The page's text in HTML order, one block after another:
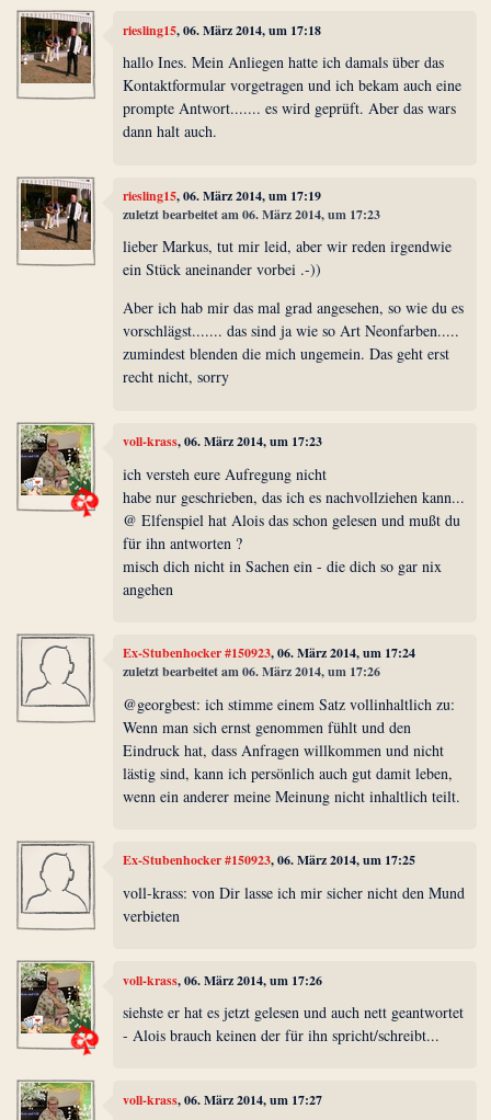
riesling15, 06. März 2014, um 17:18
hallo Ines. Mein Anliegen hatte ich damals über das
Kontaktformular vorgetragen und ich bekam auch eine
prompte Antwort....... es wird geprüft. Aber das wars
dann halt auch.
riesling15, 06. März 2014, um 17:19
zuletzt bearbeitet am 06. März 2014, um 17:23
lieber Markus, tut mir leid, aber wir reden irgendwie
ein Stück aneinander vorbei .-))
Aber ich hab mir das mal grad angesehen, so wie du es
vorschlägst....... das sind ja wie so Art Neonfarben.....
zumindest blenden die mich ungemein. Das geht erst
recht nicht, sorry
voll-krass, 06. März 2014, um 17:23
ich versteh eure Aufregung nicht
habe nur geschrieben, das ich es nachvollziehen kann...
@ Elfenspiel hat Alois das schon gelesen und mußt du
für ihn antworten ?
misch dich nicht in Sachen ein - die dich so gar nix
angehen
Ex-Stubenhocker #150923, 06. März 2014, um 17:24
zuletzt bearbeitet am 06. März 2014, um 17:26
@georgbest: ich stimme einem Satz vollinhaltlich zu:
Wenn man sich ernst genommen fühlt und den
Eindruck hat, dass Anfragen willkommen und nicht
lästig sind, kann ich persönlich auch gut damit leben,
wenn ein anderer meine Meinung nicht inhaltlich teilt.
Ex-Stubenhocker #150923, 06. März 2014, um 17:25
voll-krass: von Dir lasse ich mir sicher nicht den Mund
verbieten
voll-krass, 06. März 2014, um 17:26
siehste er hat es jetzt gelesen und auch nett geantwortet
- Alois brauch keinen der für ihn spricht/schreibt...
voll-krass, 06. März 2014, um 17:27